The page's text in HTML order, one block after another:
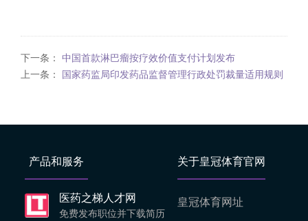
下一条： 中国首款淋巴瘤按疗效价值支付计划发布
上一条：
国家药监局印发药品监督管理行政处罚裁量适用规则
产品和服务
医药之梯人才网
免费发布职位并下载简历
关于皇冠体育官网
皇冠体育网址